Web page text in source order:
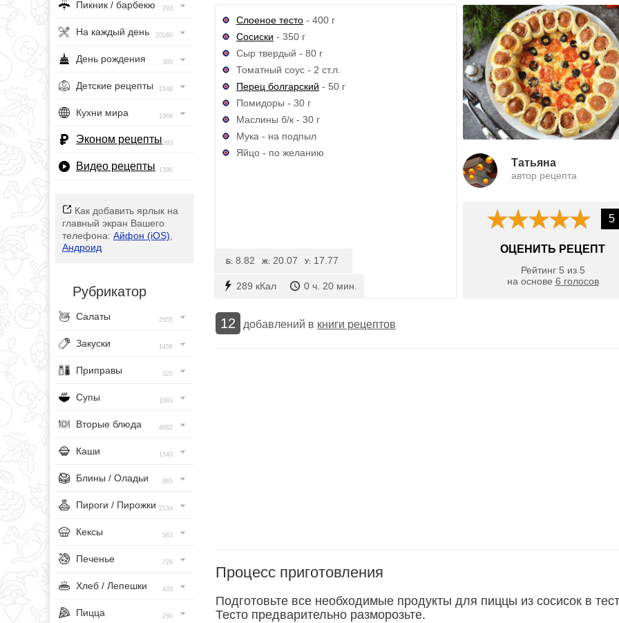
Пикник / барбекю 293
На каждый день 20160
День рождения 385
Детские рецепты 1548
Кухни мира 1968
Эконом рецепты393
Видео рецепты 1396
Как добавить ярлык на
главный экран Вашего
телефона: Айфон (iOS)
Андроид
Рубрикатор
Салаты 2955
Закуски 1456
Приправы 320
Супы 1083
Вторые блюда 4682
Каши 1543
Блины / Оладьи 965
Пироги / Пирожки 2134
Кексы 563
Печенье 728
Хлеб / Лепешки 433
Пицца 260
Слоеное тесто - 400 г
Сосиски - 350 г
Сыр твердый - 80 г
Томатный соус - 2 ст.л.
Перец болгарский - 50 г
Помидоры - 30 г
Маслины б/к - 30 г
Мука - на подпыл
Яйцо - по желанию
289 кКал 0 ч. 20 мин.
Б: 8.82 Ж: 20.07 У: 17.77
Татьяна
автор рецепта
5
ОЦЕНИТЬ РЕЦЕПТ
Рейтинг 5 из 5
на основе 6 голосов
12 добавлений в книги рецептов
Процесс приготовления
Подготовьте все необходимые продукты для пиццы из сосисок в
Тесто предварительно разморозьте.